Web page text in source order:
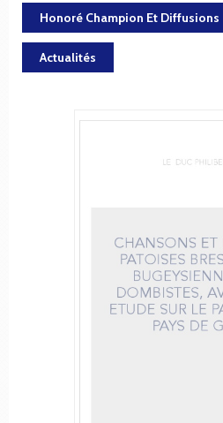
Honoré Champion Et Diffusions
Actualités